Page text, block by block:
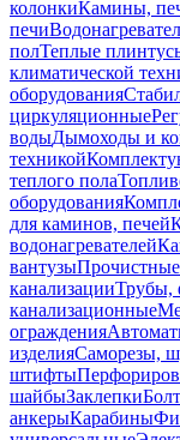
колонкиКамины,
печи
полТеплые
климатической
оборудования
циркуляционные
водыДымоходы и
техникой
теплого пола
оборудования
для каминов, печей
водонагревателей
вантузы
канализацииТрубы,
канализационные
ограждения
изделияСаморезы,
штифты
шайбыЗаклепки
анкерыКарабины